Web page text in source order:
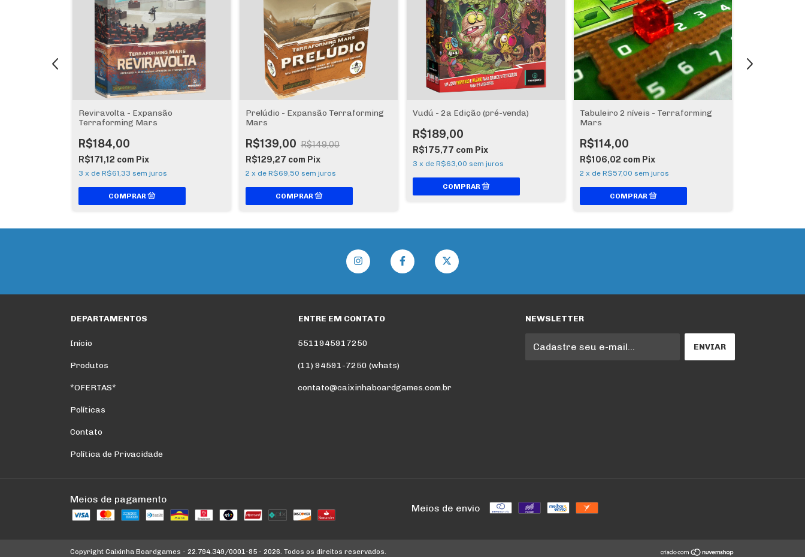
Reviravolta - Expansão
Terraforming Mars
R$184,00
R$171,12 com Pix
3 x de R$61,33 sem juros
Prelúdio - Expansão Terraforming
Mars
R$139,00 R$149,00
R$129,27 com Pix
2 x de R$69,50 sem juros
Vudú - 2a Edição (pré-venda)
R$189,00
R$175,77 com Pix
3 x de R$63,00 sem juros
Tabuleiro 2 níveis - Terraforming
Mars
R$114,00
R$106,02 com Pix
2 x de R$57,00 sem juros
DEPARTAMENTOS
Início
Produtos
*OFERTAS*
Políticas
Contato
Política de Privacidade
ENTRE EM CONTATO
5511945917250
(11) 94591-7250 (whats)
contato@caixinhaboardgames.com.br
NEWSLETTER
Meios de pagamento
Meios de envio
Copyright Caixinha Boardgames - 22.794.349/0001-85 - 2026. Todos os direitos reservados.